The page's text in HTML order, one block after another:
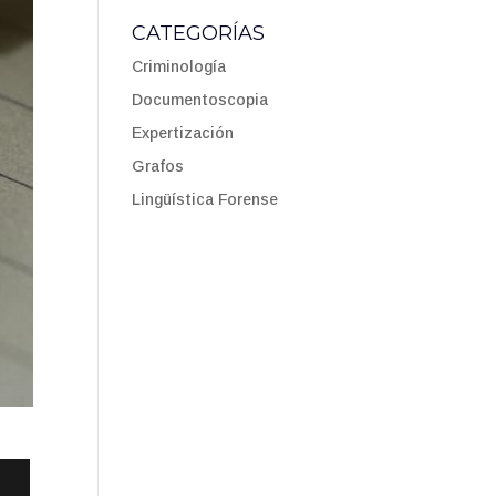
CATEGORÍAS
Criminología
Documentoscopia
Expertización
Grafos
Lingüística Forense